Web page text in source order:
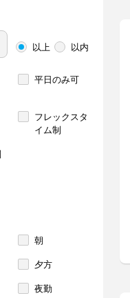
以上 以内
平日のみ可
フレックスタ
イム制
朝
夕方
夜勤